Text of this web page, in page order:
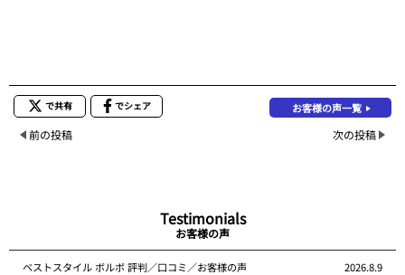
で共有 でシェア お客様の声一覧
前の投稿 次の投稿
Testimonials
お客様の声
ベストスタイル ボルボ 評判／口コミ／お客様の声 2026.8.9